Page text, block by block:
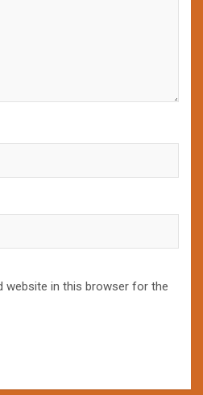
website in this browser for the